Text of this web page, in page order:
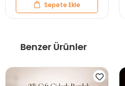
Sepete Ekle
Benzer Ürünler